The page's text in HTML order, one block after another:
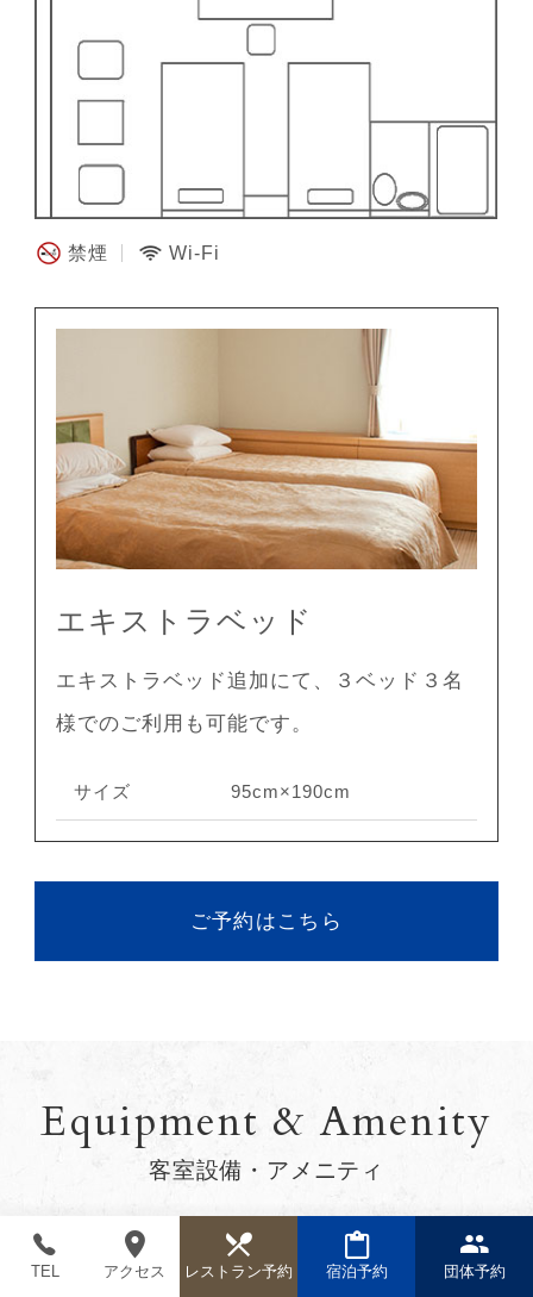
禁煙 Wi-Fi
エキストラベッド
エキストラベッド追加にて、３ベッド３名
様でのご利用も可能です。
サイズ 95cm×190cm
ご予約はこちら
Equipment & Amenity
客室設備・アメニティ
TEL アクセス レストラン予約 宿泊予約 団体予約